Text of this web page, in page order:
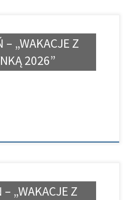
– „WAKACJE Z
2026”
– „WAKACJE Z